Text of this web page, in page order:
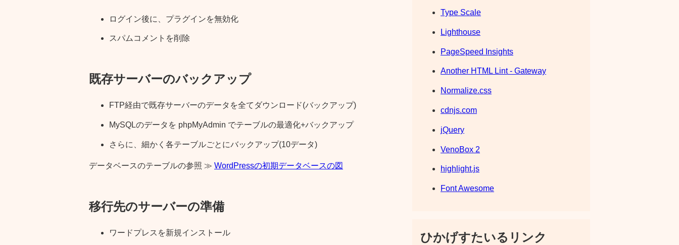
ログイン後に、プラグインを無効化
スパムコメントを削除
既存サーバーのバックアップ
FTP経由で既存サーバーのデータを全てダウンロード(バックアップ)
MySQLのデータを phpMyAdmin でテーブルの最適化+バックアップ
さらに、細かく各テーブルごとにバックアップ(10データ)
データベースのテーブルの参照 ≫ WordPressの初期データベースの図
移行先のサーバーの準備
ワードプレスを新規インストール
Type Scale
Lighthouse
PageSpeed Insights
Another HTML Lint - Gateway
Normalize.css
cdnjs.com
jQuery
VenoBox 2
highlight.js
Font Awesome
ひかげすたいるリンク